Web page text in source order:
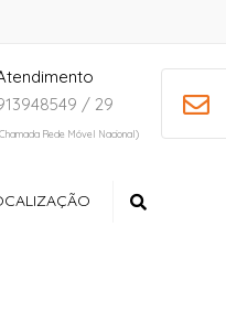
+ 386 40 111 5555
/ 29
Rede Móvel Nacional)